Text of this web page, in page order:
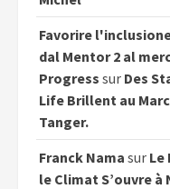
Favorire
dal Mentor 2 al
Progress sur Des
Life Brillent au
Tanger.
Franck Nama sur Le
le Climat S’ouvre à